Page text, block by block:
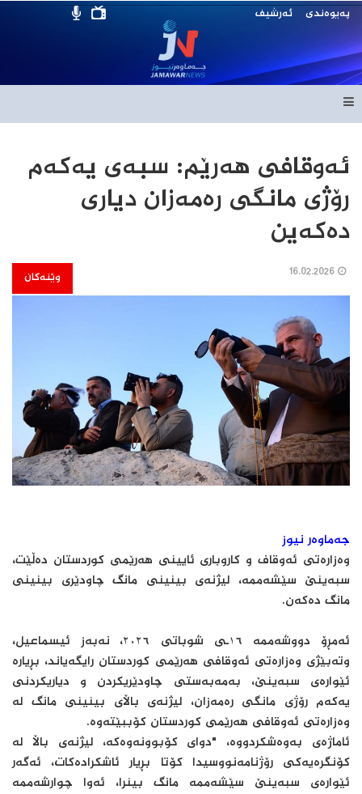
پەیوەندی ئەرشیف
ئەوقافی هەرێم: سبەی یەکەم
رۆژی مانگی رەمەزان دیاری
دەکەین
وێنەکان
جەماوەر نیوز
وەزارەتی ئەوقاف و کاروباری ئایینی هەرێمی کوردستان دەڵێت،
سبەینێ سێشەممە، لیژنەی بینینی مانگ چاودێری بینینی
مانگ دەکەن.
ئەمڕۆ دووشەممە ١٦ـی شوباتی ٢٠٢٦، نەبەز ئیسماعیل،
وتەبێژی وەزارەتی ئەوقافی هەرێمی کوردستان رایگەیاند، بڕیارە
ئێوارەی سبه‌ینێ، بەمەبەستی چاودێریکردن و دیاریکردنی
یەکەم رۆژی مانگی رەمەزان، لیژنەی باڵای بینینی مانگ لە
وەزارەتی ئەوقافی هەرێمی کوردستان کۆببێتەوە.
ئاماژەی بەوەشکردووە، "دوای کۆبوونەوەکە، لیژنەی باڵا لە
کۆنگرەیەکی رۆژنامەنووسیدا کۆتا بڕیار ئاشکرادەکات، ئەگەر
ئێوارەی سبه‌ینێ سێشه‌ممه‌ مانگ بینرا، ئەوا چوارشه‌ممه‌